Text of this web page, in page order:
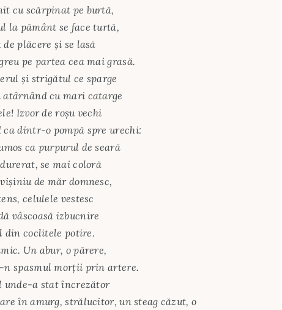
cu scărpinat pe burtă,
la pământ se face turtă,
de plăcere şi se lasă
pe partea cea mai grasă.
şi strigătul ce sparge
atârnând cu mari catarge
Izvor de roşu vechi
ca dintr-o pompă spre urechi:
ca purpurul de seară
se mai coloră
de măr domnesc,
celulele vestesc
vâscoasă izbucnire
din coclitele potire.
Un abur, o părere,
n spasmul morţii prin artere.
unde-a stat încrezător
în amurg, strălucitor, un steag căzut, o